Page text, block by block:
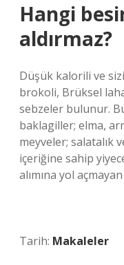
Hangi
aldırmaz?
Düşük kalorili ve
brokoli, Brüksel
sebzeler bulunur.
baklagiller; elma,
meyveler; salatalık
içeriğine sahip
alımına yol
Tarih: Makaleler